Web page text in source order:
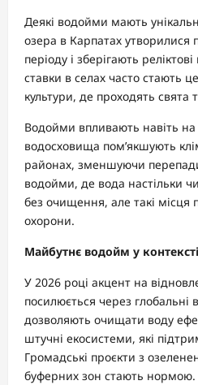
Деякі водойми мають
озера в Карпатах утворилися
періоду і зберігають
ставки в селах часто стають
культури, де проходять свята
Водойми впливають навіть на
водосховища пом’якшують
районах, зменшуючи
водойми, де вода настільки
без очищення, але такі місця
охорони.
Майбутнє водойм у
У 2026 році акцент на
посилюється через глобальні
дозволяють очищати воду
штучні екосистеми, які
Громадські проєкти з
буферних зон стають нормою.